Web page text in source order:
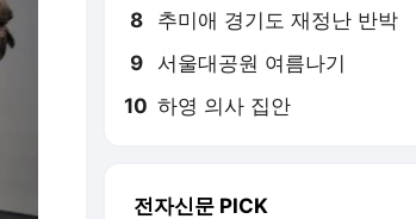
8 추미애 경기도 재정난 반박
9 서울대공원 여름나기
10 하영 의사 집안
전자신문 PICK